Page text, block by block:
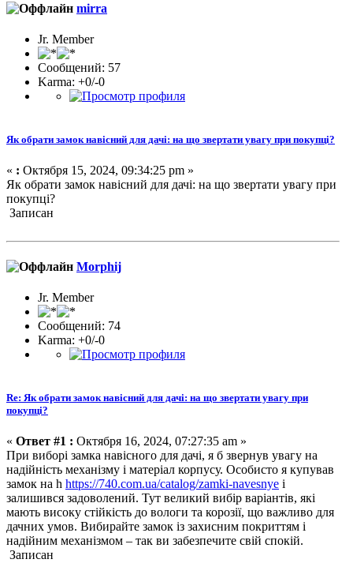
mirra
Jr. Member
Сообщений: 57
Karma: +0/-0
Як обрати замок навісний для дачі: на що звертати увагу при покупці?
« : Октября 15, 2024, 09:34:25 pm »
Як обрати замок навісний для дачі: на що звертати увагу при
покупці?
Записан
Morphij
Jr. Member
Сообщений: 74
Karma: +0/-0
Re: Як обрати замок навісний для дачі: на що звертати увагу при
покупці?
« Ответ #1 : Октября 16, 2024, 07:27:35 am »
При виборі замка навісного для дачі, я б звернув увагу на
надійність механізму і матеріал корпусу. Особисто я купував
замок на h https://740.com.ua/catalog/zamki-navesnye і
залишився задоволений. Тут великий вибір варіантів, які
мають високу стійкість до вологи та корозії, що важливо для
дачних умов. Вибирайте замок із захисним покриттям і
надійним механізмом – так ви забезпечите свій спокій.
Записан